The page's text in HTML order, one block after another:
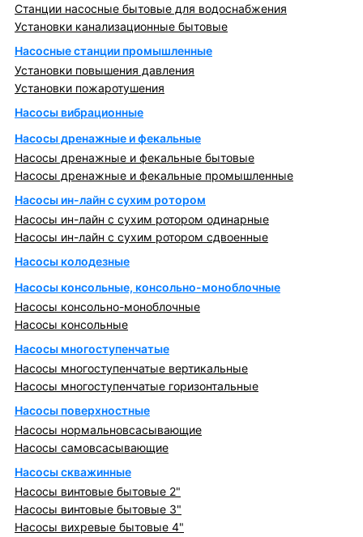
Станции насосные бытовые для водоснабжения
Установки канализационные бытовые
Насосные станции промышленные
Установки повышения давления
Установки пожаротушения
Насосы вибрационные
Насосы дренажные и фекальные
Насосы дренажные и фекальные бытовые
Насосы дренажные и фекальные промышленные
Насосы ин-лайн с сухим ротором
Насосы ин-лайн с сухим ротором одинарные
Насосы ин-лайн с сухим ротором сдвоенные
Насосы колодезные
Насосы консольные, консольно-моноблочные
Насосы консольно-моноблочные
Насосы консольные
Насосы многоступенчатые
Насосы многоступенчатые вертикальные
Насосы многоступенчатые горизонтальные
Насосы поверхностные
Насосы нормальновсасывающие
Насосы самовсасывающие
Насосы скважинные
Насосы винтовые бытовые 2"
Насосы винтовые бытовые 3"
Насосы вихревые бытовые 4"